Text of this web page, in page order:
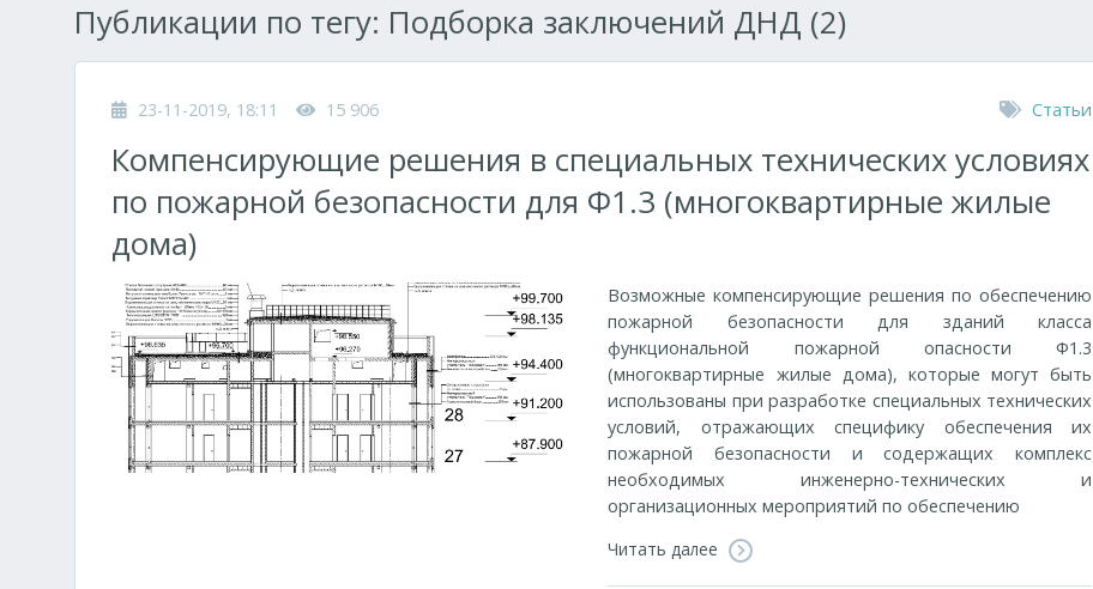
Публикации по тегу: Подборка заключений ДНД (2)
23-11-2019, 18:11 15 906 Статьи
Компенсирующие решения в специальных технических условиях
по пожарной безопасности для Ф1.3 (многоквартирные жилые
дома)
Возможные компенсирующие решения по обеспечению
пожарной безопасности для зданий класса
функциональной пожарной опасности Ф1.3
(многоквартирные жилые дома), которые могут быть
использованы при разработке специальных технических
условий, отражающих специфику обеспечения их
пожарной безопасности и содержащих комплекс
необходимых инженерно-технических и
организационных мероприятий по обеспечению
Читать далее